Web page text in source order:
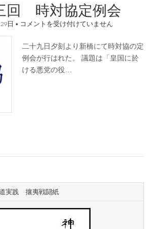
回 時対協定例会
日 • 第
三
三
回
時
コメントを受け付けていません
二十九日夕刻より新橋にて時対協の定
例会が行はれた。 議題は「皇国に於
ける悪党の役…
実践 攘夷戦闘紙